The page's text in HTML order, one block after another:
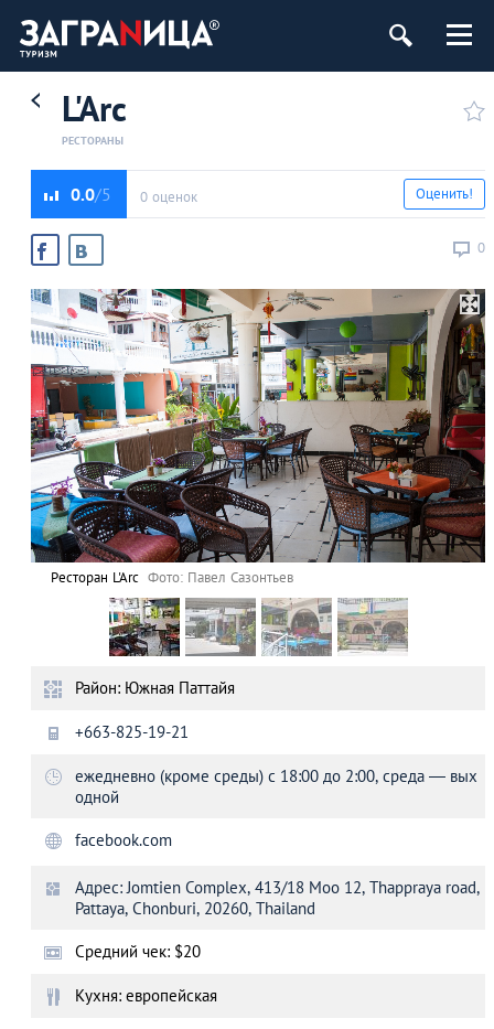
L'Arc
РЕСТОРАНЫ
0.0 0 оценок
0
Оценить!
Ресторан L'Arc Фото: Павел Сазонтьев
Район: Южная Паттайя
+663-825-19-21
ежедневно (кроме среды) с 18:00 до 2:00, среда — вых
одной
facebook.com
Адрес: Jomtien Complex, 413/18 Moo 12, Thappraya road,
Pattaya, Chonburi, 20260, Thailand
Средний чек: $20
Кухня: европейская